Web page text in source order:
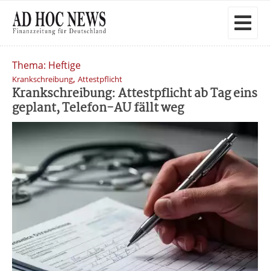
Thema: Heftige
Krankschreibung, Attestpflicht
Krankschreibung: Attestpflicht ab Tag eins
geplant, Telefon-AU fällt weg